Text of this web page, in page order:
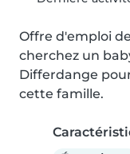
Offre d'emploi
cherchez un
Differdange
cette famille.